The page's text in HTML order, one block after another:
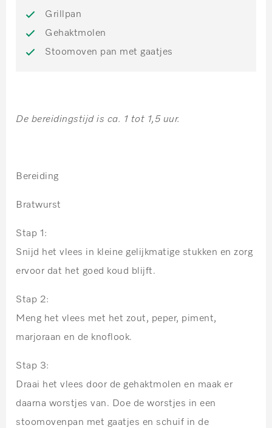
Grillpan
Gehaktmolen
Stoomoven pan met gaatjes
De bereidingstijd is ca. 1 tot 1,5 uur.
Bereiding
Bratwurst
Stap 1:
Snijd het vlees in kleine gelijkmatige stukken en zorg
ervoor dat het goed koud blijft.
Stap 2:
Meng het vlees met het zout, peper, piment,
marjoraan en de knoflook.
Stap 3:
Draai het vlees door de gehaktmolen en maak er
daarna worstjes van. Doe de worstjes in een
stoomovenpan met gaatjes en schuif in de